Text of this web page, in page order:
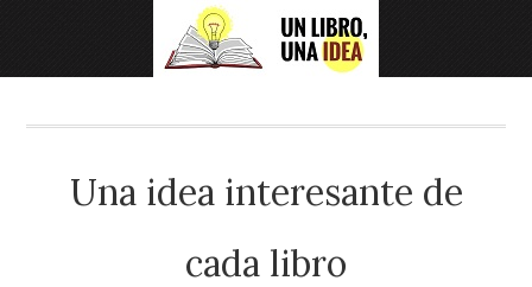
Una idea interesante de
cada libro